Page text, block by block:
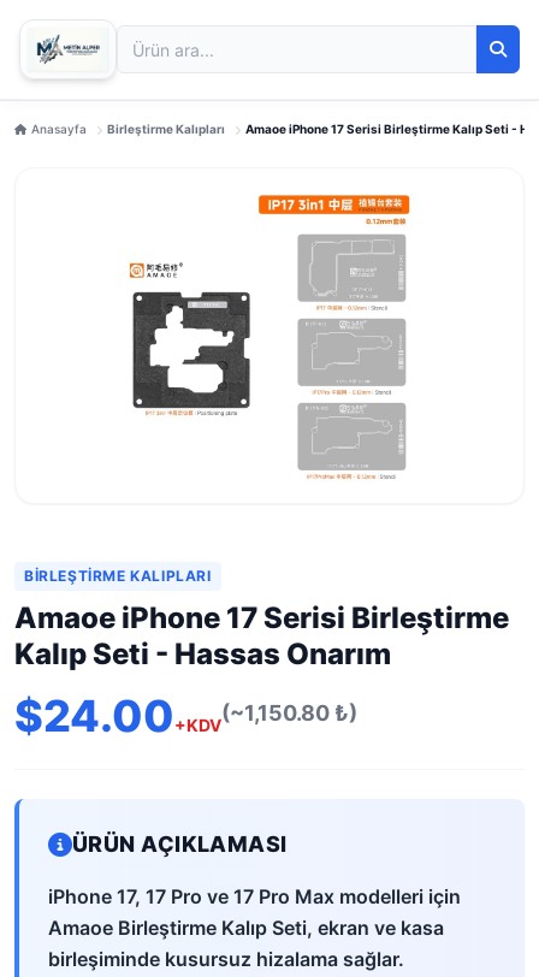
Anasayfa Birleştirme Kalıpları Amaoe iPhone 17 Serisi Birleştirme Kalıp Seti -
BIRLEŞTIRME KALIPLARI
Amaoe iPhone 17 Serisi Birleştirme
Kalıp Seti - Hassas Onarım
$24.00+KDV(~1,150.80 ₺)
ÜRÜN AÇIKLAMASI
iPhone 17, 17 Pro ve 17 Pro Max modelleri için
Amaoe Birleştirme Kalıp Seti, ekran ve kasa
birleşiminde kusursuz hizalama sağlar.